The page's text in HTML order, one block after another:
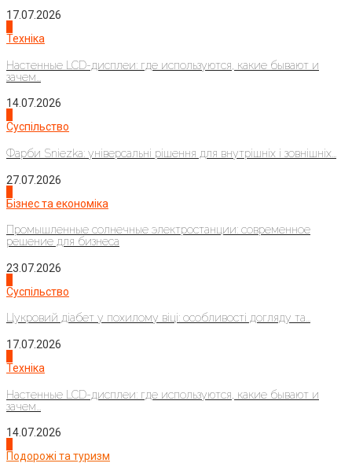
17.07.2026
Техніка
Настенные LCD-дисплеи: где используются, какие бывают и
зачем...
14.07.2026
Суспільство
Фарби Sniezka: універсальні рішення для внутрішніх і зовнішніх...
27.07.2026
Бізнес та економіка
Промышленные солнечные электростанции: современное
решение для бизнеса
23.07.2026
Суспільство
Цукровий діабет у похилому віці: особливості догляду та...
17.07.2026
Техніка
Настенные LCD-дисплеи: где используются, какие бывают и
зачем...
14.07.2026
Подорожі та туризм